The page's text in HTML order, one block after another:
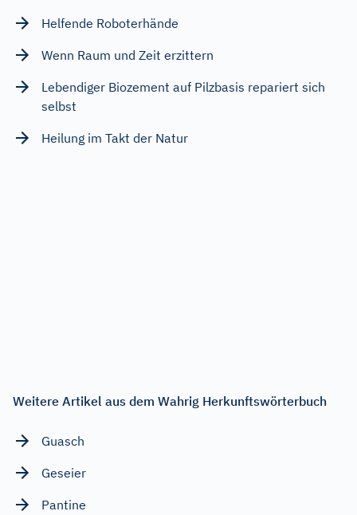
Helfende Roboterhände
Wenn Raum und Zeit erzittern
Lebendiger Biozement auf Pilzbasis repariert sich
selbst
Heilung im Takt der Natur
Weitere Artikel aus dem Wahrig Herkunftswörterbuch
Guasch
Geseier
Pantine